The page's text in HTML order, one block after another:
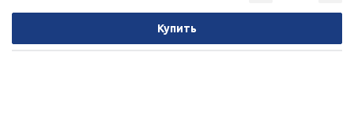
Купить